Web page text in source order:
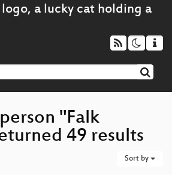
"Falk
49 results
Sort by